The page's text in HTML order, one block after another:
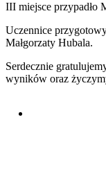
III miejsce przypadło
Uczennice
Małgorzaty Hubala.
Serdecznie
wyników oraz